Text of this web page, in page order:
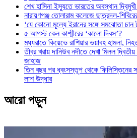
শেখ হাসিনা ইস্যুতে ভারতের অবস্থান
নারায়ণগঞ্জ তোলারাম কলেজে ছাত্রদল-
‘যে কোনো মূল্যে ইরানের সঙ্গে সমঝোতা চান
৫ আগস্ট কেন কাশ্মীরের ‘কালো দিবস’?
মধ্যরাতে কিয়েভে রাশিয়ার ভয়াবহ হামলা,
তীব্র খরায় দানিউব নদীতে দেখা মিলল
জাহাজ
তিন বছর পর ধ্বংসস্তূপ থেকে ফিলিস্তিনের
লাশ উদ্ধার
আরো পড়ুন